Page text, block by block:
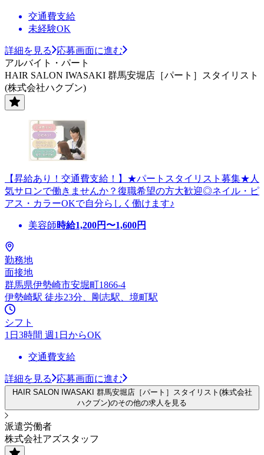
交通費支給
未経験OK
詳細を見る
応募画面に進む
アルバイト・パート
HAIR SALON IWASAKI 群馬安堀店［パート］スタイリスト
(株式会社ハクブン)
【昇給あり！交通費支給！】★パートスタイリスト募集★人
気サロンで働きませんか？復職希望の方大歓迎◎ネイル・ピ
アス・カラーOKで自分らしく働けます♪
美容師時給1,200円〜1,600円
勤務地
面接地
群馬県伊勢崎市安堀町1866-4
伊勢崎駅 徒歩23分、剛志駅、境町駅
シフト
1日3時間 週1日からOK
交通費支給
詳細を見る 応募画面に進む
HAIR SALON IWASAKI 群馬安堀店［パート］スタイリスト(株式会社
ハクブン)のその他の求人を見る
派遣労働者
株式会社アズスタッフ